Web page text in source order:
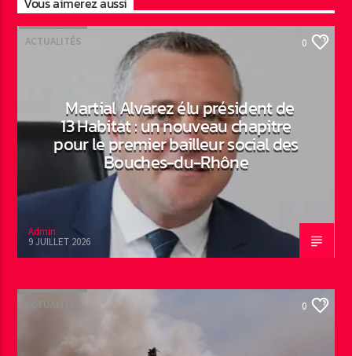
ACTUALITÉS 0
Martial Alvarez élu président de
13 Habitat : un nouveau chapitre
pour le premier bailleur social des
Bouches-du-Rhône
Admin
9 JUILLET 2026
ACTUALITÉS 0